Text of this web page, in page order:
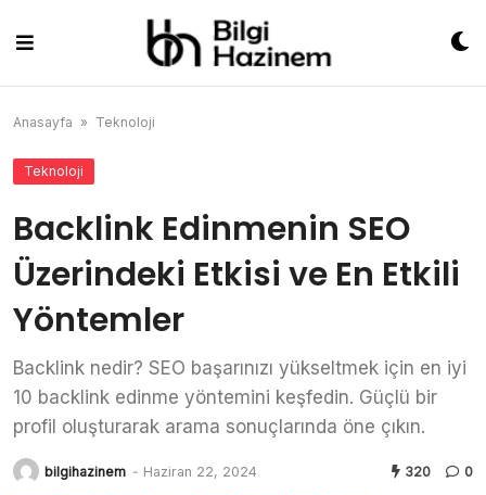
content
Anasayfa » Teknoloji
Teknoloji
Backlink Edinmenin SEO
Üzerindeki Etkisi ve En Etkili
Yöntemler
Backlink nedir? SEO başarınızı yükseltmek için en iyi
10 backlink edinme yöntemini keşfedin. Güçlü bir
profil oluşturarak arama sonuçlarında öne çıkın.
bilgihazinem - Haziran 22, 2024 320 0